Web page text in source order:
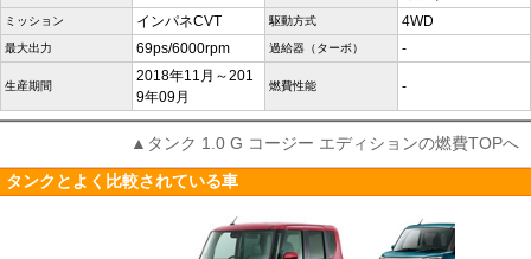
ミッション インパネCVT 駆動方式 4WD
最大出力 69ps/6000rpm 過給器（ターボ） -
生産期間
2018年11月～201
9年09月
燃費性能 -
▲タンク 1.0 G コージー エディションの燃費TOPへ
タンクとよく比較されている車